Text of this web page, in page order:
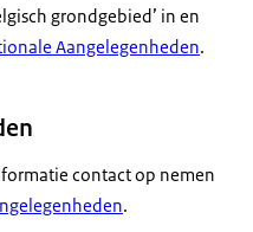
grondgebied’ in en
Aangelegenheden.
contact op nemen
.